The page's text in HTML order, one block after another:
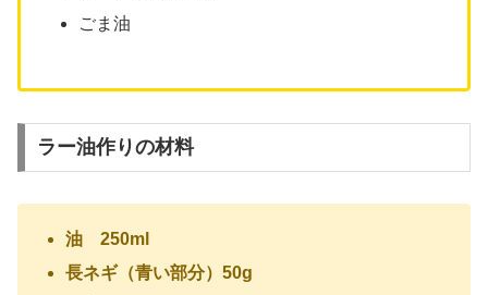
ごま油
ラー油作りの材料
油 250ml
長ネギ（青い部分）50g